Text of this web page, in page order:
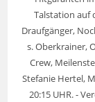
Talstation auf
Draufgänger,
s. Oberkrainer,
Crew,
Stefanie Hertel,
20:15 UHR. -